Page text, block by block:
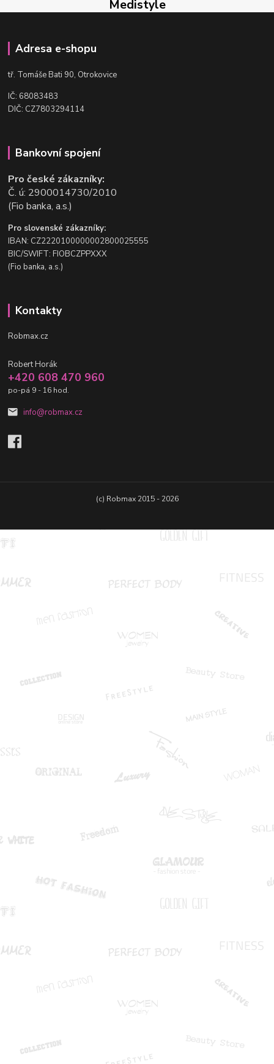
Medistyle
Adresa e-shopu
tř. Tomáše Bati 90, Otrokovice
IČ: 68083483
DIČ: CZ7803294114
Bankovní spojení
Pro české zákazníky:
Č. ú: 2900014730/2010
(Fio banka, a.s.)
Pro slovenské zákazníky:
IBAN: CZ2220100000002800025555
BIC/SWIFT: FIOBCZPPXXX
(Fio banka, a.s.)
Kontakty
Robmax.cz
Robert Horák
+420 608 470 960
po-pá 9 - 16 hod.
info@robmax.cz
(c) Robmax 2015 - 2026